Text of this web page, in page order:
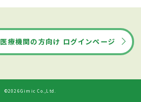
医療機関の方向け ログインページ
©2026Gimic Co.,Ltd.